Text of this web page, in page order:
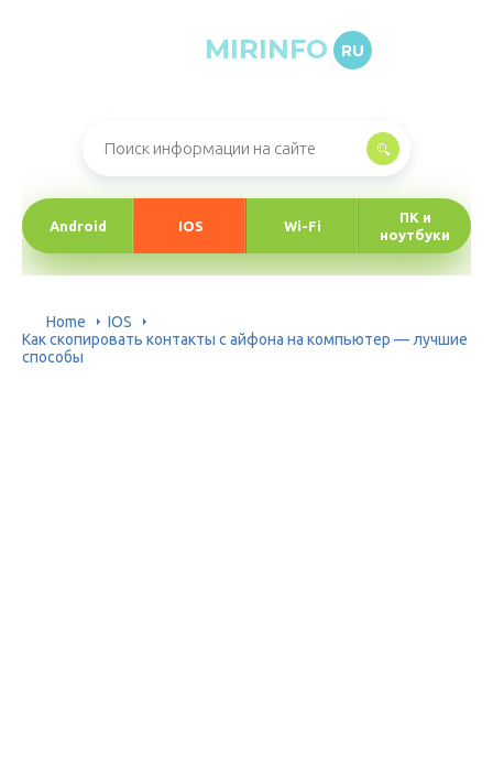
MIRINFO RU
Android IOS Wi-Fi
ПК и
ноутбуки
Home
IOS
Как скопировать контакты с айфона на компьютер — лучшие
способы